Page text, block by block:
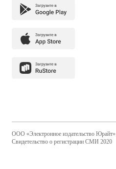
ООО «Электронное издательство Юрайт»
Свидетельство о регистрации СМИ 2020